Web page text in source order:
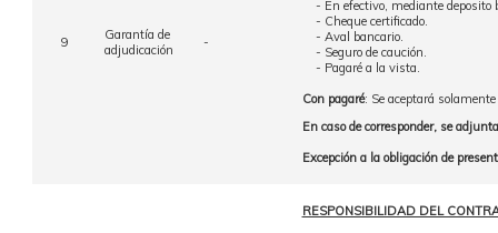
9
Garantía de
adjudicación
-
- En efectivo, mediante deposito
- Cheque certificado.
- Aval bancario.
- Seguro de caución.
- Pagaré a la vista.
Con pagaré: Se aceptará
En caso de corresponder, se
Excepción a la obligación de
RESPONSIBILIDAD DEL